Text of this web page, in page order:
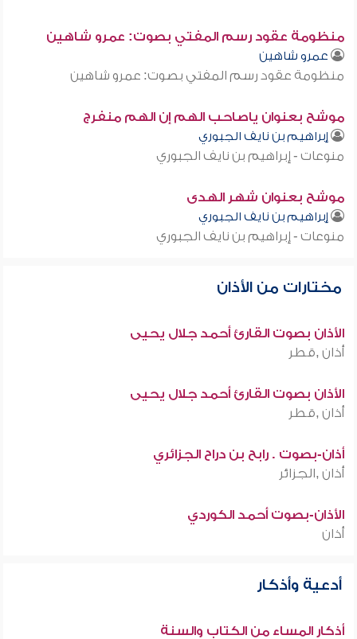
منظومة عقود رسم المفتي بصوت: عمرو شاهين
عمرو شاهين
منظومة عقود رسم المفتي بصوت: عمرو شاهين
موشح بعنوان ياصاحب الهم إن الهم منفرج
إبراهيم بن نايف الجبوري
منوعات - إبراهيم بن نايف الجبوري
موشح بعنوان شهر الهدى
إبراهيم بن نايف الجبوري
منوعات - إبراهيم بن نايف الجبوري
مختارات من الأذان
الأذان بصوت القارئ أحمد جلال يحيى
أذان ,قطر
الأذان بصوت القارئ أحمد جلال يحيى
أذان ,قطر
أذان-بصوت . رابح بن دراح الجزائري
أذان ,الجزائر
الأذان-بصوت أحمد الكوردي
أذان
أدعية وأذكار
أذكار المساء من الكتاب والسنة